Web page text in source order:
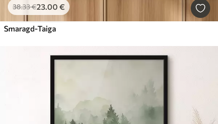
38.33€23.00 €
Smaragd-Taiga